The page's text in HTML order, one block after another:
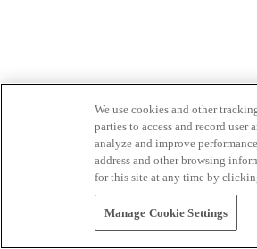
We use cookies and other
parties to access and record
analyze and improve
address and other browsing
for this site at any time by
Manage Cookie Settings